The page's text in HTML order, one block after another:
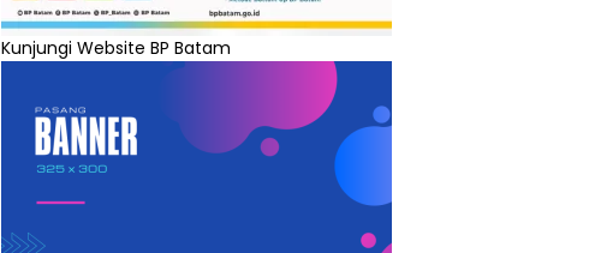
Kunjungi Website BP Batam